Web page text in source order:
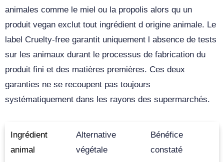
animales comme le miel ou la propolis alors qu un
produit vegan exclut tout ingrédient d origine animale. Le
label Cruelty-free garantit uniquement l absence de tests
sur les animaux durant le processus de fabrication du
produit fini et des matières premières. Ces deux
garanties ne se recoupent pas toujours
systématiquement dans les rayons des supermarchés.
Ingrédient
animal
Alternative
végétale
Bénéfice
constaté